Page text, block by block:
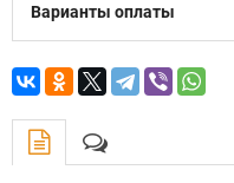
Варианты оплаты